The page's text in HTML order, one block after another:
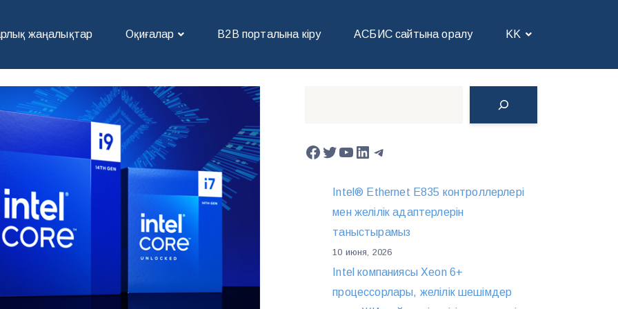
жаңалықтар Оқиғалар В2В порталына кіру АСБИС сайтына оралу KK
Facebook
Twitter
YouTube
LinkedIn
Telegram
Intel® Ethernet E835 контроллерлері
мен желілік адаптерлерін
таныстырамыз
10 июня, 2026
Intel компаниясы Xeon 6+
процессорлары, желілік шешімдер